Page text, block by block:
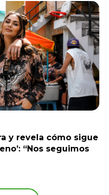
y revela cómo sigue
“Nos seguimos